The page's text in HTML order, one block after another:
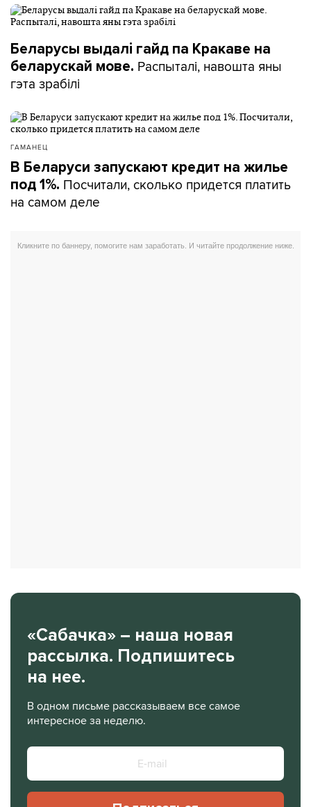
Беларусы выдалі гайд па Кракаве на
беларускай мове. Распыталі, навошта яны
гэта зрабілі
ГАМАНЕЦ
В Беларуси запускают кредит на жилье
под 1%. Посчитали, сколько придется платить
на самом деле
«Сабачка» – наша новая
рассылка. Подпишитесь
на нее.
В одном письме рассказываем все самое
интересное за неделю.